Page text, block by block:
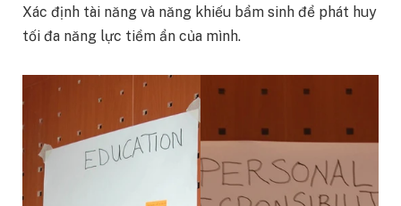
Xác định tài năng và năng khiếu bẩm sinh để phát huy
tối đa năng lực tiềm ẩn của mình.